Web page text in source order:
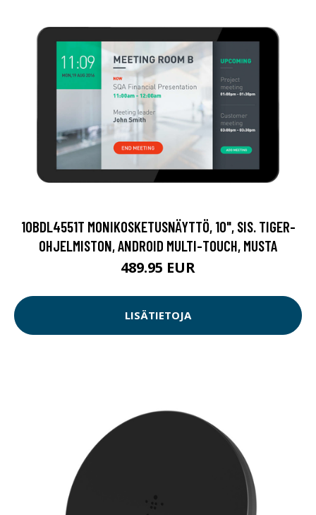
10BDL4551T MONIKOSKETUSNÄYTTÖ, 10", SIS. TIGER-
OHJELMISTON, ANDROID MULTI-TOUCH, MUSTA
489.95 EUR
LISÄTIETOJA